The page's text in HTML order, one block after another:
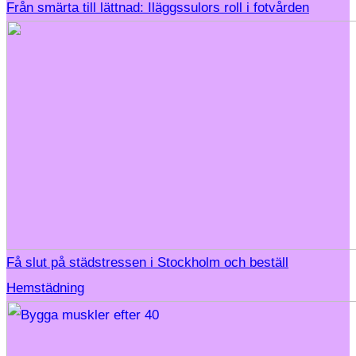
Från smärta till lättnad: Iläggssulors roll i fotvården
Få slut på städstressen i Stockholm och beställ
Hemstädning